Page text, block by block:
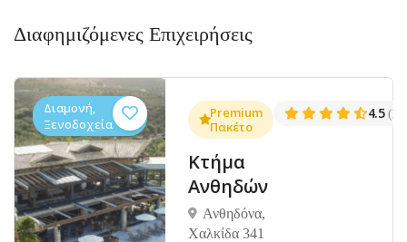
Διαφημιζόμενες Επιχειρήσεις
(1381)
Διαμονή,
Ξενοδοχεία
Premium
Πακέτο
Κτήμα
Ανθηδών
Ανθηδόνα,
Χαλκίδα 341
4.5